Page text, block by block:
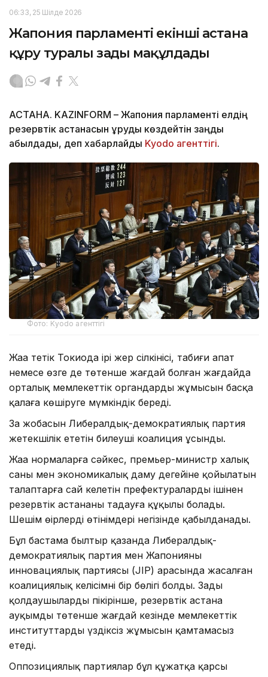
06:33, 25 Шілде 2026
Жапония парламенті екінші астана
құру туралы заңды мақұлдады
АСТАНА. KAZINFORM – Жапония парламенті елдің
резервтік астанасын құруды көздейтін заңды
қабылдады, деп хабарлайды Kyodo агенттігі.
Фото: Kyodo агенттігі
Жаңа тетік Токиода ірі жер сілкінісі, табиғи апат
немесе өзге де төтенше жағдай болған жағдайда
орталық мемлекеттік органдардың жұмысын басқа
қалаға көшіруге мүмкіндік береді.
Заң жобасын Либералдық-демократиялық партия
жетекшілік ететін билеуші коалиция ұсынды.
Жаңа нормаларға сәйкес, премьер-министр халық
саны мен экономикалық даму деңгейіне қойылатын
талаптарға сай келетін префектуралардың ішінен
резервтік астананы таңдауға құқылы болады.
Шешім өңірлердің өтінімдері негізінде қабылданады.
Бұл бастама былтыр қазанда Либералдық-
демократиялық партия мен Жапонияның
инновациялық партиясы (JIP) арасында жасалған
коалициялық келісімнің бір бөлігі болды. Заңды
қолдаушылардың пікірінше, резервтік астана
ауқымды төтенше жағдай кезінде мемлекеттік
институттардың үздіксіз жұмысын қамтамасыз
етеді.
Оппозициялық партиялар бұл құжатқа қарсы